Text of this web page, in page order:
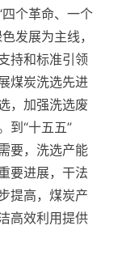
个革命、一个
发展为主线，
持和标准引领
煤炭洗选先进
，加强洗选废
到“十五五”
要，洗选产能
要进展，干法
提高，煤炭产
高效利用提供